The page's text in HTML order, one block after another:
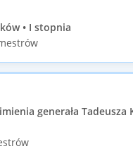
• I stopnia
generała Tadeusza